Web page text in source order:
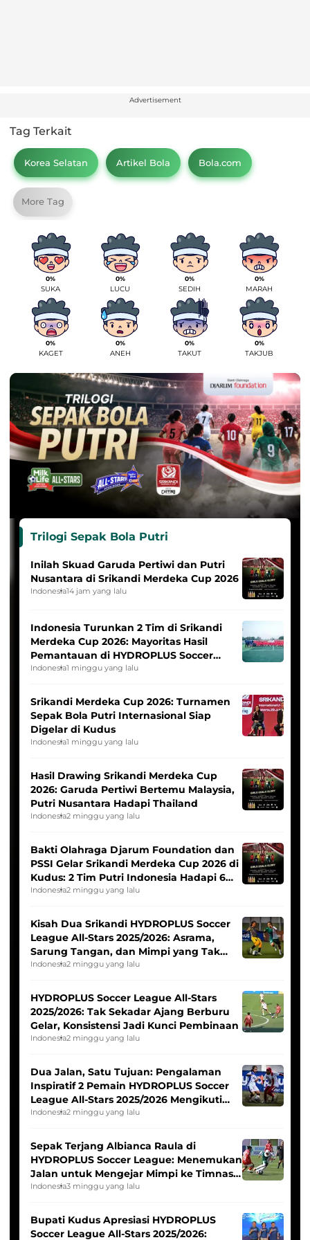
Advertisement
Tag Terkait
Korea Selatan Artikel Bola Bola.com
More Tag
0%
SUKA
0%
LUCU
0%
SEDIH
0%
MARAH
0%
KAGET
0%
ANEH
0%
TAKUT
0%
TAKJUB
Trilogi Sepak Bola Putri
Inilah Skuad Garuda Pertiwi dan Putri
Nusantara di Srikandi Merdeka Cup 2026
Indonesia14 jam yang lalu
Indonesia Turunkan 2 Tim di Srikandi
Merdeka Cup 2026: Mayoritas Hasil
Pemantauan di HYDROPLUS Soccer
League
Indonesia1 minggu yang lalu
Srikandi Merdeka Cup 2026: Turnamen
Sepak Bola Putri Internasional Siap
Digelar di Kudus
Indonesia1 minggu yang lalu
Hasil Drawing Srikandi Merdeka Cup
2026: Garuda Pertiwi Bertemu Malaysia,
Putri Nusantara Hadapi Thailand
Indonesia2 minggu yang lalu
Bakti Olahraga Djarum Foundation dan
PSSI Gelar Srikandi Merdeka Cup 2026 di
Kudus: 2 Tim Putri Indonesia Hadapi 6
Tim Asia
Indonesia2 minggu yang lalu
Kisah Dua Srikandi HYDROPLUS Soccer
League All-Stars 2025/2026: Asrama,
Sarung Tangan, dan Mimpi yang Tak
Pernah Padam
Indonesia2 minggu yang lalu
HYDROPLUS Soccer League All-Stars
2025/2026: Tak Sekadar Ajang Berburu
Gelar, Konsistensi Jadi Kunci Pembinaan
Indonesia2 minggu yang lalu
Dua Jalan, Satu Tujuan: Pengalaman
Inspiratif 2 Pemain HYDROPLUS Soccer
League All-Stars 2025/2026 Mengikuti
Seleksi Timnas Indonesia Putri
Indonesia2 minggu yang lalu
Sepak Terjang Albianca Raula di
HYDROPLUS Soccer League: Menemukan
Jalan untuk Mengejar Mimpi ke Timnas
Indonesia Putri
Indonesia3 minggu yang lalu
Bupati Kudus Apresiasi HYDROPLUS
Soccer League All-Stars 2025/2026: